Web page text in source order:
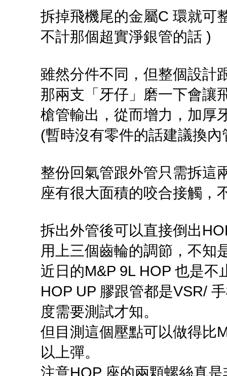
拆掉飛機尾的金屬C 環就可
不計那個超實淨銀管的話 )
雖然分件不同，但整個設計
那兩支「牙仔」磨一下會讓
槍管輸出，從而增力，加厚
(暫時沒有零件的話建議換
整份回氣管跟外管只需拆這
座有很大面積的咬合接觸，
拆出外管後可以直接倒出
用上三個齒輪的調節，不知
近日的M&P 9L HOP 也是
HOP UP 膠跟管都是VSR/
度需要測試才知。
但目測這個壓點可以做得比
以上彈。
注意HOP 座的兩顆螺絲真